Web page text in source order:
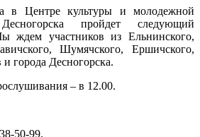
в Центре культуры и молодежной
пройдет следующий
ждем участников из Ельнинского,
Шумячского, Ершичского,
и города Десногорска.
– в 12.00.
50-99.